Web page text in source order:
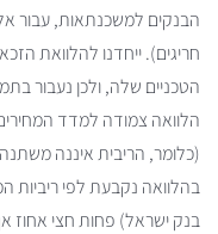
הבנקים למשכנתאות, עבור
חריגים). ייחדנו להלוואת
הטכניים שלה, ולכן נעבור
הלוואה צמודה למדד
(כלומר, הריבית איננה
בהלוואה נקבעת לפי
בנק ישראל) פחות חצי אחוז